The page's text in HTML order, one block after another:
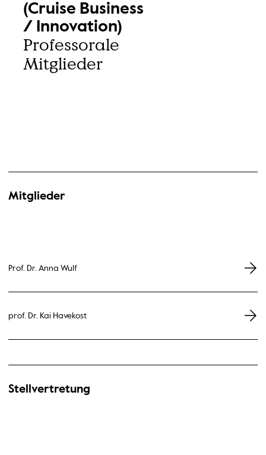
(Cruise Business
/ Innovation)
Professorale
Mitglieder
Mitglieder
Prof. Dr. Anna Wulf
prof. Dr. Kai Havekost
Stellvertretung